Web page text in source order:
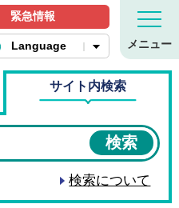
筑西市ホームページ
緊急情報
Language メニュー
サイト内検索
検索について